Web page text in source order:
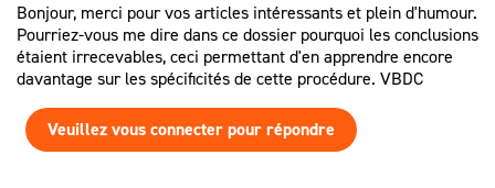
Bonjour, merci pour vos articles intéressants et plein d'humour.
Pourriez-vous me dire dans ce dossier pourquoi les conclusions
étaient irrecevables, ceci permettant d'en apprendre encore
davantage sur les spécificités de cette procédure. VBDC
Veuillez vous connecter pour répondre